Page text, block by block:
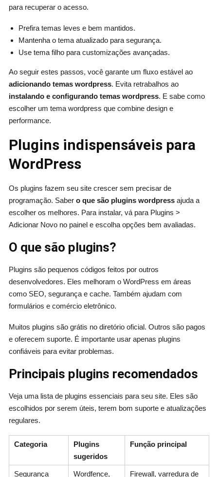
para recuperar o acesso.
Prefira temas leves e bem mantidos.
Mantenha o tema atualizado para segurança.
Use tema filho para customizações avançadas.
Ao seguir estes passos, você garante um fluxo estável ao
adicionando temas wordpress. Evita retrabalhos ao
instalando e configurando temas wordpress. E sabe como
escolher um tema wordpress que combine design e
performance.
Plugins indispensáveis para
WordPress
Os plugins fazem seu site crescer sem precisar de
programação. Saber o que são plugins wordpressajuda a
escolher os melhores. Para instalar, vá para Plugins >
Adicionar Novo no painel e escolha opções bem avaliadas.
O que são plugins?
Plugins são pequenos códigos feitos por outros
desenvolvedores. Eles melhoram o WordPress em áreas
como SEO, segurança e cache. Também ajudam com
formulários e comércio eletrônico.
Muitos plugins são grátis no diretório oficial. Outros são pagos
e oferecem suporte. É importante usar apenas plugins
confiáveis para evitar problemas.
Principais plugins recomendados
Veja uma lista de plugins essenciais para seu site. Eles são
escolhidos por serem úteis, terem bom suporte e atualizações
regulares.
Categoria
Plugins
sugeridos
Função principal
Segurança
Wordfence,
Firewall, varredura de